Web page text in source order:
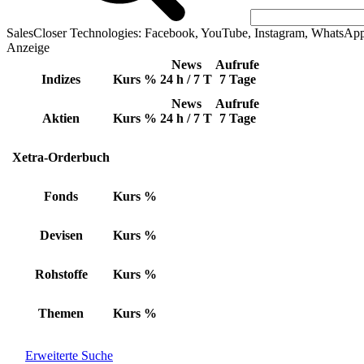
SalesCloser Technologies: Facebook, YouTube, Instagram,
Anzeige
Indizes Kurs %
News
24 h / 7 T
Aufrufe
7 Tage
Aktien Kurs %
News
24 h / 7 T
Aufrufe
7 Tage
Xetra-Orderbuch
Fonds Kurs %
Devisen Kurs %
Rohstoffe Kurs %
Themen Kurs %
Erweiterte Suche